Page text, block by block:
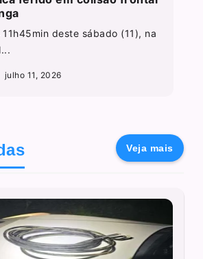
deste sábado (11), na
julho 11, 2026
Veja mais